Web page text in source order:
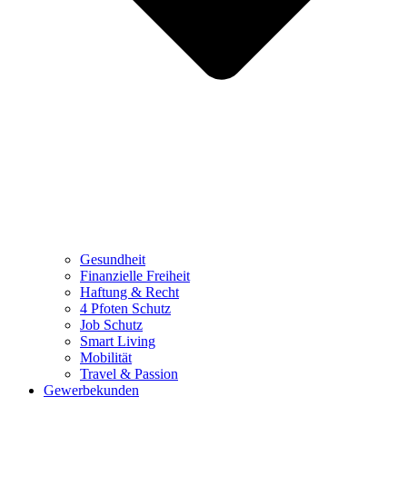
Gesundheit
Finanzielle Freiheit
Haftung & Recht
4 Pfoten Schutz
Job Schutz
Smart Living
Mobilität
Travel & Passion
Gewerbekunden